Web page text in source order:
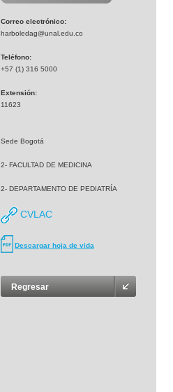
Correo electrónico:
harboledag@unal.edu.co
Teléfono:
+57 (1) 316 5000
Extensión:
11623
Sede Bogotá
2- FACULTAD DE MEDICINA
2- DEPARTAMENTO DE PEDIATRÍA
CVLAC
Descargar hoja de vida
Regresar